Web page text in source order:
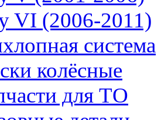
VI (2006-2011)
система
колёсные
для ТО